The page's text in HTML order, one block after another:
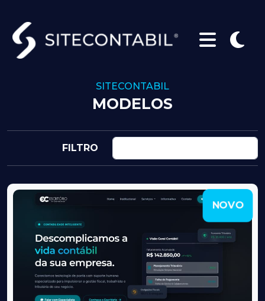
SITECONTABIL
MODELOS
FILTRO
NOVO